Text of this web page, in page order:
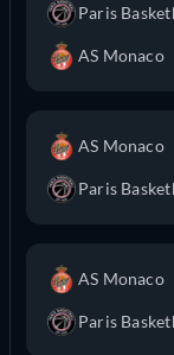
Paris
AS Monaco
AS Monaco
Paris
AS Monaco
Paris